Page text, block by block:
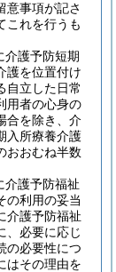
意事項が記さ
これを行うも
介護予防短期
護を位置付け
自立した日常
用者の心身の
合を除き、介
入所療養介護
おおむね半数
介護予防福祉
の利用の妥当
介護予防福祉
、必要に応じ
の必要性につ
はその理由を